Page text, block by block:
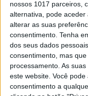
nossos 1017 parceiros,
alternativa, pode
alterar as suas
consentimento. Tenha
dos seus dados
consentimento, mas
processamento. As
este website. Você
consentimento a
Visão